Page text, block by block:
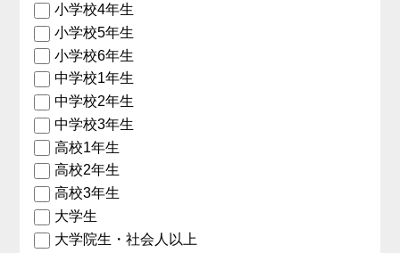
小学校4年生
小学校5年生
小学校6年生
中学校1年生
中学校2年生
中学校3年生
高校1年生
高校2年生
高校3年生
大学生
大学院生・社会人以上